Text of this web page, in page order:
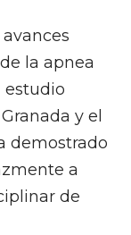
la apnea
estudio
y el
demostrado
a
de